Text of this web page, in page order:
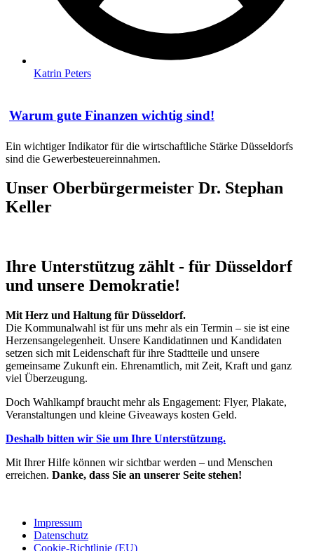
Katrin Peters
Warum gute Finanzen wichtig sind!
Ein wichtiger Indikator für die wirtschaftliche Stärke Düsseldorfs
sind die Gewerbesteuereinnahmen.
Unser Oberbürgermeister Dr. Stephan
Keller
Ihre Unterstützug zählt - für Düsseldorf
und unsere Demokratie!
Mit Herz und Haltung für Düsseldorf.
Die Kommunalwahl ist für uns mehr als ein Termin – sie ist eine
Herzensangelegenheit. Unsere Kandidatinnen und Kandidaten
setzen sich mit Leidenschaft für ihre Stadtteile und unsere
gemeinsame Zukunft ein. Ehrenamtlich, mit Zeit, Kraft und ganz
viel Überzeugung.
Doch Wahlkampf braucht mehr als Engagement: Flyer, Plakate,
Veranstaltungen und kleine Giveaways kosten Geld.
Deshalb bitten wir Sie um Ihre Unterstützung.
Mit Ihrer Hilfe können wir sichtbar werden – und Menschen
erreichen. Danke, dass Sie an unserer Seite stehen!
Impressum
Datenschutz
Cookie-Richtlinie (EU)